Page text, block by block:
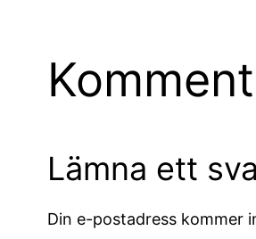
Lämna ett
Din e-postadress kommer